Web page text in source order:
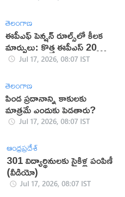
తెలంగాణ
ఈపీఎఫ్ పెన్షన్ రూల్స్‌లో కీలక
మార్పులు: కొత్త ఈపీఎస్ 2026
పథకం అమలు
Jul 17, 2026, 08:07 IST
తెలంగాణ
పిండ ప్రదానాన్ని కాకులకు
మాత్రమే ఎందుకు పెడతారు?
Jul 17, 2026, 08:07 IST
ఆంధ్రప్రదేశ్
301 విద్యార్థినులకు సైకిళ్ల పంపిణీ
(వీడియో)
Jul 17, 2026, 08:07 IST